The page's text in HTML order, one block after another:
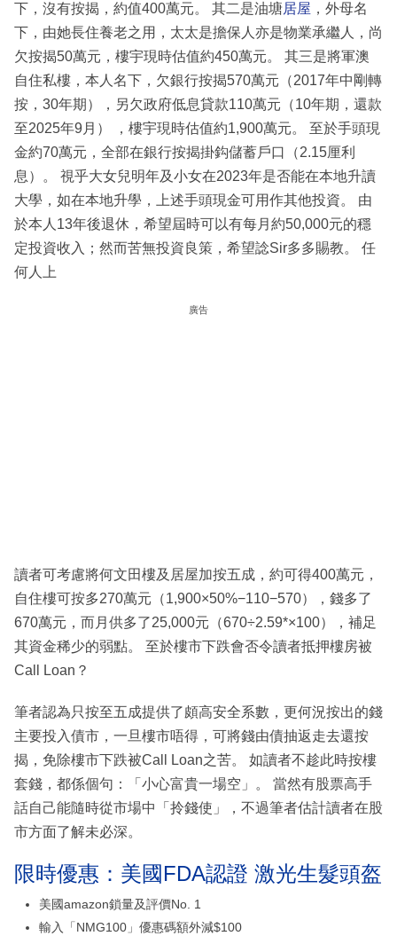
下，沒有按揭，約值400萬元。 其二是油塘居屋 ，外母名
下，由她長住養老之用，太太是擔保人亦是物業承繼人，尚
欠按揭50萬元，樓宇現時估值約450萬元。 其三是將軍澳
自住私樓，本人名下，欠銀行按揭570萬元（2017年中剛轉
按，30年期），另欠政府低息貸款110萬元（10年期，還款
至2025年9月） ，樓宇現時估值約1,900萬元。 至於手頭現
金約70萬元，全部在銀行按揭掛鈎儲蓄戶口（2.15厘利
息）。 視乎大女兒明年及小女在2023年是否能在本地升讀
大學，如在本地升學，上述手頭現金可用作其他投資。 由
於本人13年後退休，希望屆時可以有每月約50,000元的穩
定投資收入；然而苦無投資良策，希望諗Sir多多賜教。 任
何人上
廣告
讀者可考慮將何文田樓及居屋加按五成，約可得400萬元，
自住樓可按多270萬元（1,900×50%−110−570），錢多了
670萬元，而月供多了25,000元（670÷2.59*×100），補足
其資金稀少的弱點。 至於樓市下跌會否令讀者抵押樓房被
Call Loan？
筆者認為只按至五成提供了頗高安全系數，更何況按出的錢
主要投入債市，一旦樓市唔得，可將錢由債抽返走去還按
揭，免除樓市下跌被Call Loan之苦。 如讀者不趁此時按樓
套錢，都係個句：「小心富貴一場空」。 當然有股票高手
話自己能隨時從市場中「拎錢使」，不過筆者估計讀者在股
市方面了解未必深。
限時優惠：美國FDA認證 激光生髮頭盔
美國amazon鎖量及評價No. 1
輸入「NMG100」優惠碼額外減$100